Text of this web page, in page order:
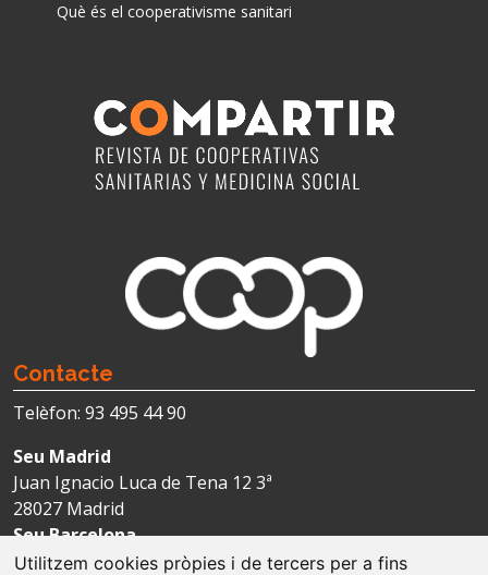
Utilitzem cookies pròpies i de tercers per a fins
Què és el cooperativisme sanitari
Contacte
Telèfon: 93 495 44 90
Seu Madrid
Juan Ignacio Luca de Tena 12 3ª
28027 Madrid
Seu Barcelona
Avda. Josep Tarradellas 123-127 4ª